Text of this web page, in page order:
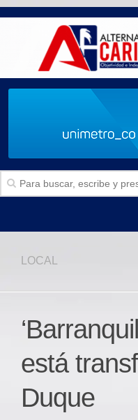
Politica
Deportes
JUDICIAL
REGIONAL
LOCAL
está
Duque